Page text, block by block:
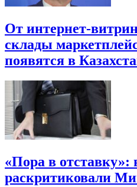
От интернет-
склады
появятся в
«Пора в отставку»:
раскритиковали